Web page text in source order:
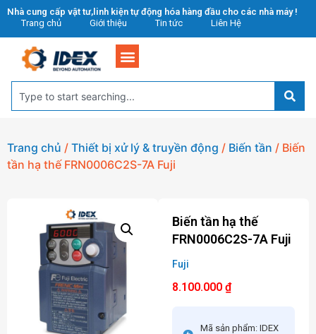
Nhà cung cấp vật tư,linh kiện tự động hóa hàng đầu cho các nhà máy !
Trang chủ
Giới thiệu Tin tức Liên Hệ
Trang chủ / Thiết bị xử lý & truyền động / Biến tần / Biến
tần hạ thế FRN0006C2S-7A Fuji
Biến tần hạ thế
FRN0006C2S-7A Fuji
Fuji
8.100.000 ₫
Mã sản phẩm: IDEX